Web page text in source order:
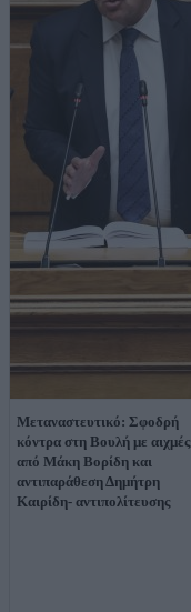
Μεταναστευτικό: Σφοδρή
κόντρα στη Βουλή με αιχμές
από Μάκη Βορίδη και
αντιπαράθεση Δημήτρη
Καιρίδη- αντιπολίτευσης